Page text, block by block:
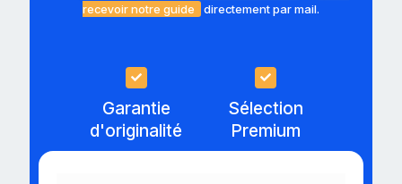
recevoir notre guide
directement par mail.
Garantie
d'originalité
Sélection
Premium